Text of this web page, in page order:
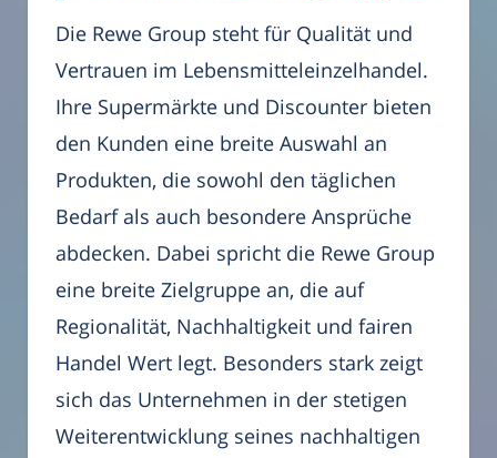
Die Rewe Group steht für Qualität und
Vertrauen im Lebensmitteleinzelhandel.
Ihre Supermärkte und Discounter bieten
den Kunden eine breite Auswahl an
Produkten, die sowohl den täglichen
Bedarf als auch besondere Ansprüche
abdecken. Dabei spricht die Rewe Group
eine breite Zielgruppe an, die auf
Regionalität, Nachhaltigkeit und fairen
Handel Wert legt. Besonders stark zeigt
sich das Unternehmen in der stetigen
Weiterentwicklung seines nachhaltigen